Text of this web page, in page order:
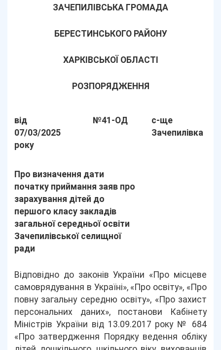
ЗАЧЕПИЛІВСЬКА ГРОМАДА
БЕРЕСТИНСЬКОГО РАЙОНУ
ХАРКІВСЬКОЇ ОБЛАСТІ
РОЗПОРЯДЖЕННЯ
від
07/03/2025
року
№41-ОД
с-ще
Зачепилівка
Про визначення дати
початку приймання заяв про
зарахування дітей до
першого класу закладів
загальної середньої освіти
Зачепилівської селищної
ради
Відповідно до законів України «Про місцеве
самоврядування в Україні», «Про освіту», «Про
повну загальну середню освіту», «Про захист
персональних даних», постанови Кабінету
Міністрів України від 13.09.2017 року № 684
«Про затвердження Порядку ведення обліку